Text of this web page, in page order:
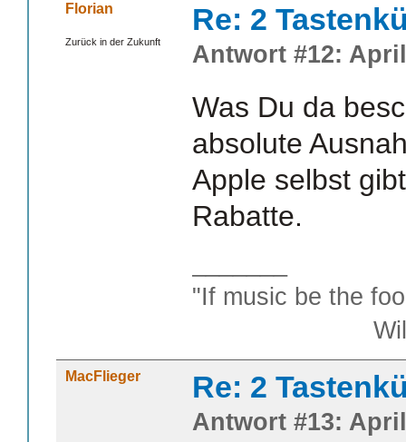
Florian
Zurück in der Zukunft
Re: 2
Antwort #12:
Was Du da
absolute
Apple selbst
Rabatte.
"If music be the
William
MacFlieger Re: 2
Antwort #13: